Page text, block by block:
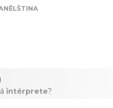
intérprete?